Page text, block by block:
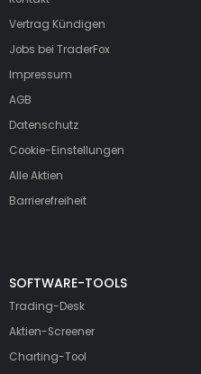
Vertrag Kündigen
Jobs bei TraderFox
Impressum
AGB
Datenschutz
Cookie-Einstellungen
Alle Aktien
Barrierefreiheit
SOFTWARE-TOOLS
Trading-Desk
Aktien-Screener
Charting-Tool